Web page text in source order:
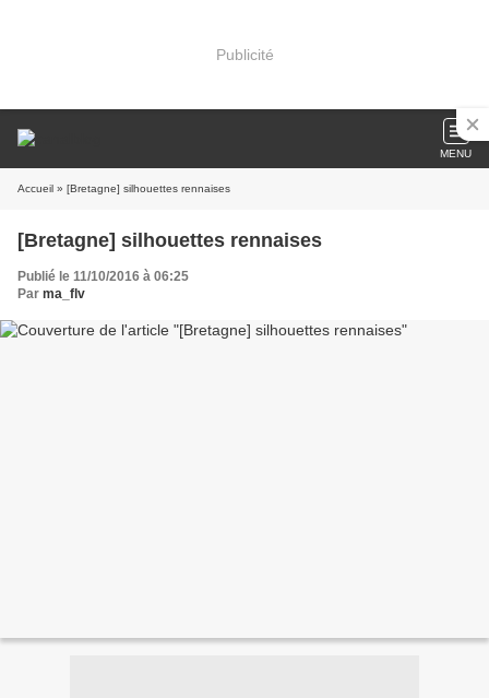
Publicité
MENU
Accueil » [Bretagne] silhouettes rennaises
[Bretagne] silhouettes rennaises
Publié le 11/10/2016 à 06:25
Par ma_flv